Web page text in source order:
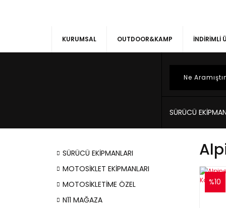
KURUMSAL OUTDOOR&KAMP İNDİRİMLİ
SÜRÜCÜ
SÜRÜCÜ EKİPMANLARI
MOTOSİKLET EKİPMANLARI
MOTOSİKLETİME ÖZEL
N11 MAĞAZA
%10